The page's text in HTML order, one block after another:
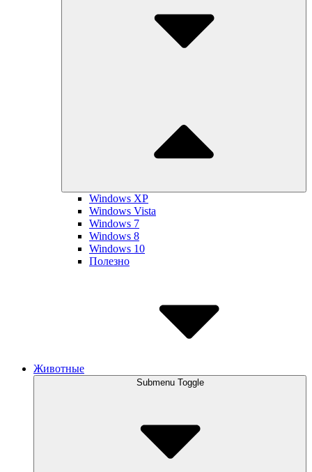
Windows XP
Windows Vista
Windows 7
Windows 8
Windows 10
Полезно
Животные
Submenu Toggle